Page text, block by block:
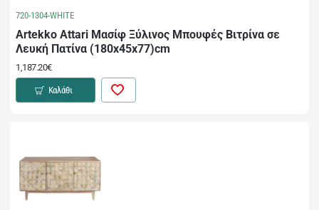
720-1304-WHITE
Artekko Attari Μασίφ Ξύλινος Μπουφές Βιτρίνα σε
Λευκή Πατίνα (180x45x77)cm
1,187.20€
Καλάθι